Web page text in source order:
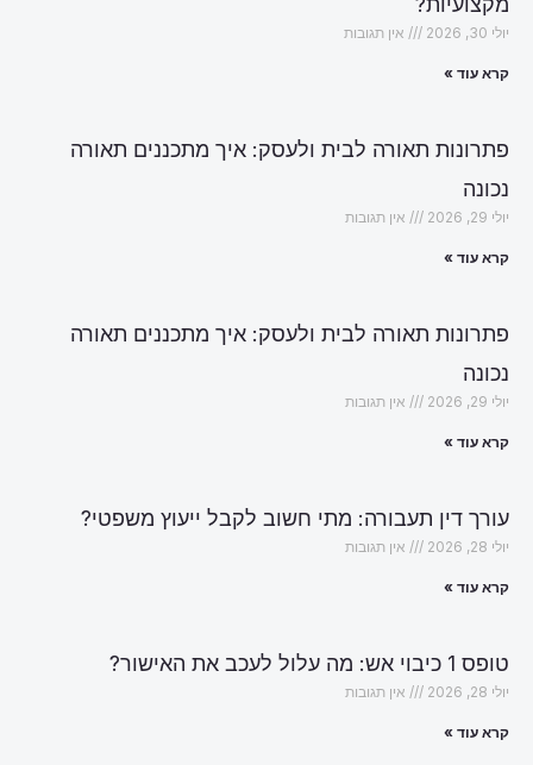
יולי 30, 2026 אין תגובות
קרא עוד »
פתרונות תאורה לבית ולעסק: איך מתכננים תאורה
נכונה
יולי 29, 2026 אין תגובות
קרא עוד »
פתרונות תאורה לבית ולעסק: איך מתכננים תאורה
נכונה
יולי 29, 2026 אין תגובות
קרא עוד »
עורך דין תעבורה: מתי חשוב לקבל ייעוץ משפטי?
יולי 28, 2026 אין תגובות
קרא עוד »
טופס 1 כיבוי אש: מה עלול לעכב את האישור?
יולי 28, 2026 אין תגובות
קרא עוד »